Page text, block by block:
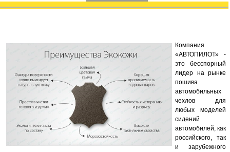
Компания
«АВТОПИЛОТ» -
это бесспорный
лидер на рынке
пошива
автомобильных
чехлов для
любых моделей
сидений
автомобилей, как
российского, так
и зарубежного